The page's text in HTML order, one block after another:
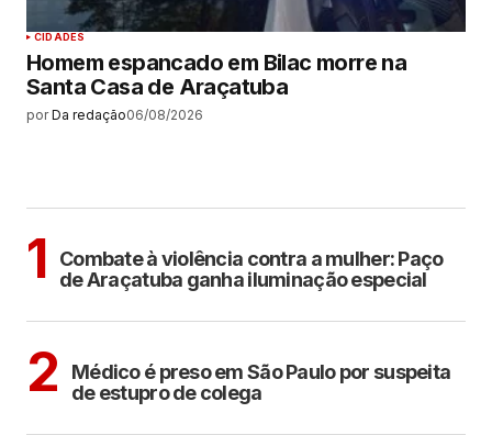
CIDADES
Homem espancado em Bilac morre na
Santa Casa de Araçatuba
por Da redação06/08/2026
1
Combate à violência contra a mulher: Paço
de Araçatuba ganha iluminação especial
2
Médico é preso em São Paulo por suspeita
de estupro de colega